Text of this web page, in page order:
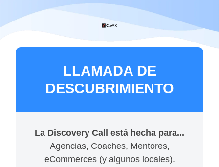
LLAMADA DE
DESCUBRIMIENTO
La Discovery Call está hecha para...
Agencias, Coaches, Mentores,
eCommerces (y algunos locales).